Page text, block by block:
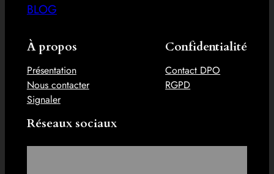
BLOG
À propos
Présentation
Nous contacter
Signaler
Confidentialité
Contact DPO
RGPD
Réseaux sociaux